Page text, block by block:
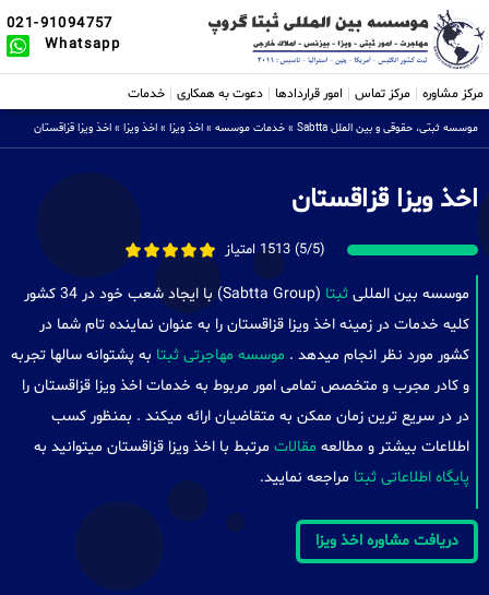
021-91094757
Whatsapp
مرکز مشاوره مرکز تماس امور قراردادها دعوت به همکاری خدمات
موسسه ثبتی، حقوقی و بین الملل Sabtta » خدمات موسسه » اخذ ویزا » اخذ ویزا » اخذ ویزا قزاقستان
اخذ ویزا قزاقستان
(5/5) 1513 امتیاز
موسسه بین المللی ثبتا
(Sabtta Group) با ایجاد شعب خود در 34 کشور
کلیه خدمات در زمینه اخذ ویزا قزاقستان را به عنوان نماینده تام شما در
کشور مورد نظر انجام میدهد . موسسه مهاجرتی ثبتا به پشتوانه سالها تجربه
و کادر مجرب و متخصص تمامی امور مربوط به خدمات اخذ ویزا قزاقستان را
در در سریع ترین زمان ممکن به متقاضیان ارائه میکند . بمنظور کسب
اطلاعات بیشتر و مطالعه مقالات مرتبط با اخذ ویزا قزاقستان میتوانید به
پایگاه اطلاعاتی ثبتا مراجعه نمایید.
دریافت مشاوره اخذ ویزا